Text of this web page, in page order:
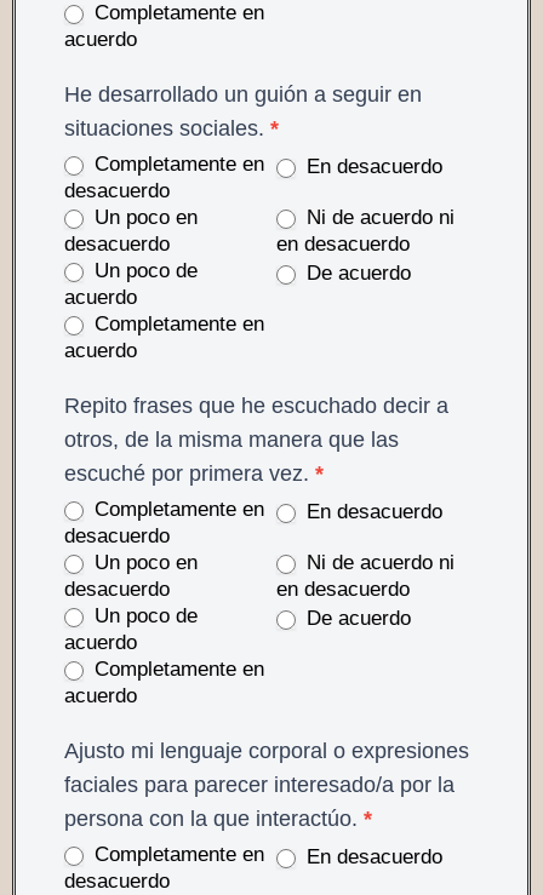
Completamente en
acuerdo
He desarrollado un guión a seguir en
situaciones sociales. *
Completamente en
desacuerdo
En desacuerdo
Un poco en
desacuerdo
Ni de acuerdo ni
en desacuerdo
Un poco de
acuerdo
De acuerdo
Completamente en
acuerdo
Repito frases que he escuchado decir a
otros, de la misma manera que las
escuché por primera vez. *
Completamente en
desacuerdo
En desacuerdo
Un poco en
desacuerdo
Ni de acuerdo ni
en desacuerdo
Un poco de
acuerdo
De acuerdo
Completamente en
acuerdo
Ajusto mi lenguaje corporal o expresiones
faciales para parecer interesado/a por la
persona con la que interactúo. *
Completamente en
desacuerdo
En desacuerdo